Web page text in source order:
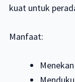
kuat untuk
Manfaat: